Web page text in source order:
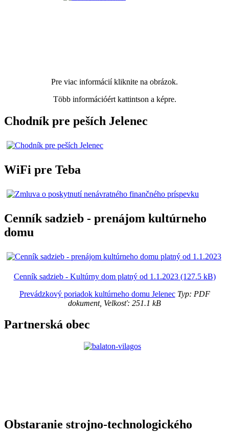
Pre viac informácií kliknite na obrázok.
Több információért kattintson a képre.
Chodník pre peších Jelenec
WiFi pre Teba
Cenník sadzieb - prenájom kultúrneho
domu
Cenník sadzieb - Kultúrny dom platný od 1.1.2023 (127.5 kB)
Prevádzkový poriadok kultúrneho domu JelenecTyp: PDF
dokument, Velkosť: 251.1 kB
Partnerská obec
Obstaranie strojno-technologického